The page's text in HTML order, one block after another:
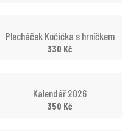
Plecháček Kočička s hrníčkem
330 Kč
Kalendář 2026
350 Kč